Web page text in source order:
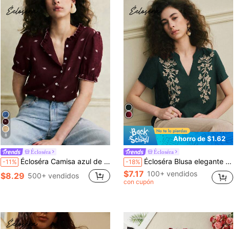
8
Écloséra
-11% Écloséra Camisa azul de mujer con cuello con volantes, mangas de pétalos y textura de tela suave, estilo francés casual de vacaciones, primavera/verano
$8.29 500+ vendidos
Ahorro de $1.62
Écloséra
-18% Écloséra Blusa elegante de estilo vintage francés con cuello en V, bordada y de manga corta, color rojo vino para mujeres, primavera/verano
$7.17 100+ vendidos
con cupón